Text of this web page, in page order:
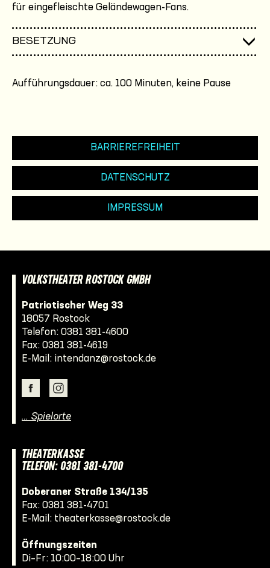
für eingefleischte Geländewagen-Fans.
BESETZUNG
Aufführungsdauer: ca. 100 Minuten, keine Pause
BARRIEREFREIHEIT
DATENSCHUTZ
IMPRESSUM
VOLKSTHEATER ROSTOCK GMBH
Patriotischer Weg 33
18057 Rostock
Telefon: 0381 381-4600
Fax: 0381 381-4619
E-Mail: intendanz@rostock.de
… Spielorte
THEATERKASSE
TELEFON: 0381 381-4700
Doberaner Straße 134/135
Fax: 0381 381-4701
E-Mail: theaterkasse@rostock.de
Öffnungszeiten
Di–Fr: 10:00–18:00 Uhr